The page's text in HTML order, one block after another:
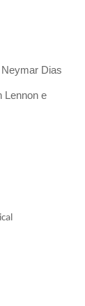
Dias
Lennon e